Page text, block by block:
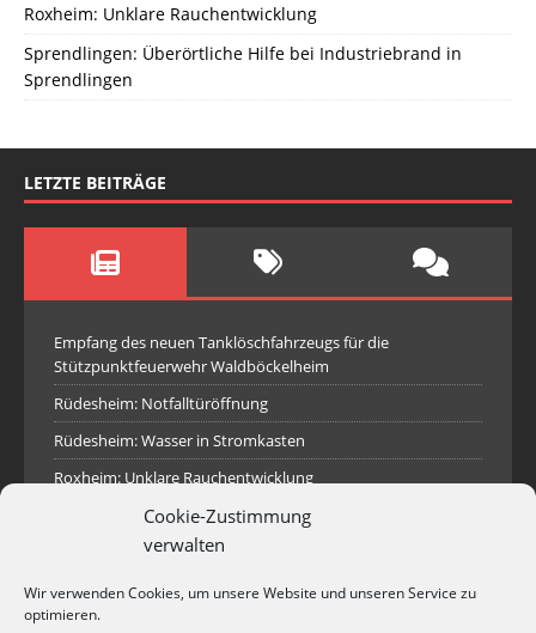
Cookie-Zustimmung
verwalten
Wir verwenden Cookies, um unsere Website und unseren Service zu
optimieren.
Roxheim: Unklare Rauchentwicklung
Sprendlingen: Überörtliche Hilfe bei Industriebrand in
Sprendlingen
LETZTE BEITRÄGE
Empfang des neuen Tanklöschfahrzeugs für die
Stützpunktfeuerwehr Waldböckelheim
Rüdesheim: Notfalltüröffnung
Rüdesheim: Wasser in Stromkasten
Roxheim: Unklare Rauchentwicklung
Sprendlingen: Überörtliche Hilfe bei Industriebrand in
Sprendlingen
Rüdesheim: Aufgerissener Dieseltank